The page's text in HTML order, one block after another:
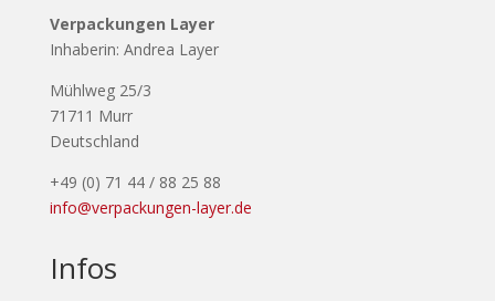
Verpackungen Layer
Inhaberin: Andrea Layer
Mühlweg 25/3
71711 Murr
Deutschland
+49 (0) 71 44 / 88 25 88
info@verpackungen-layer.de
Infos